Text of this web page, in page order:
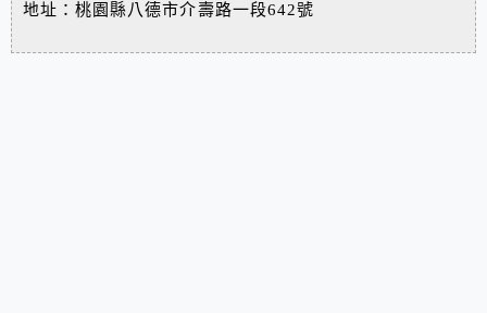
地址：桃園縣八德市介壽路一段642號